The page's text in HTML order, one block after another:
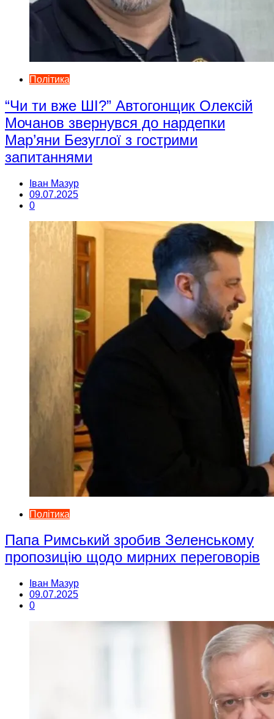
Політика
“Чи ти вже ШІ?” Автогонщик Олексій
Мочанов звернувся до нардепки
Мар’яни Безуглої з гострими
запитаннями
Іван Мазур
09.07.2025
0
Політика
Папа Римський зробив Зеленському
пропозицію щодо мирних переговорів
Іван Мазур
09.07.2025
0